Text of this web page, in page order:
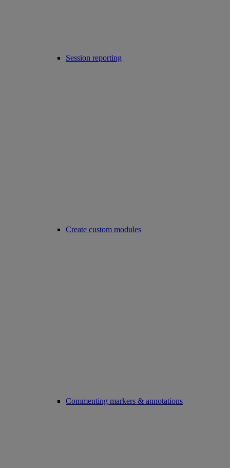
Session reporting
Create custom modules
Commenting markers & annotations